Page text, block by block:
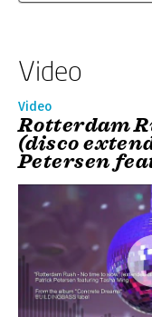
Video
Video
Rotterdam
(disco
Petersen